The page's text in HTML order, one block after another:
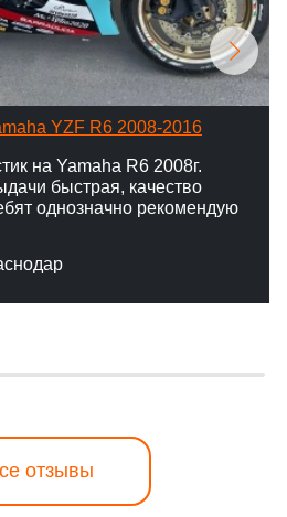
YZF R6 2008-2016
на Yamaha R6 2008г.
быстрая, качество
однозначно рекомендую
отзывы